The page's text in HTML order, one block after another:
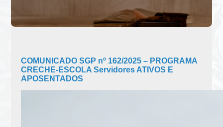
COMUNICADO SGP nº 162/2025 – PROGRAMA
CRECHE-ESCOLA Servidores ATIVOS E
APOSENTADOS